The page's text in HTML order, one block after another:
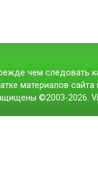
чем следовать
материалов
©2003-2026.